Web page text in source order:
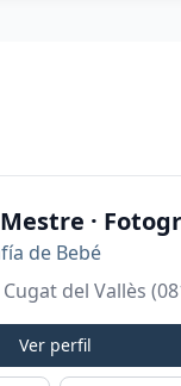
·
de Bebé
del Vallès
Ver perfil